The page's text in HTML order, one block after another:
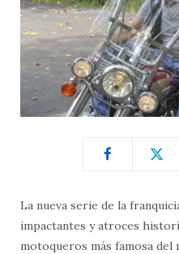
La nueva serie de la
impactantes y atroces
motoqueros más famosa del